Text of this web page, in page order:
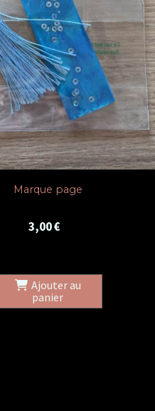
page Cerbère
3,00€
Ajouter au
panier